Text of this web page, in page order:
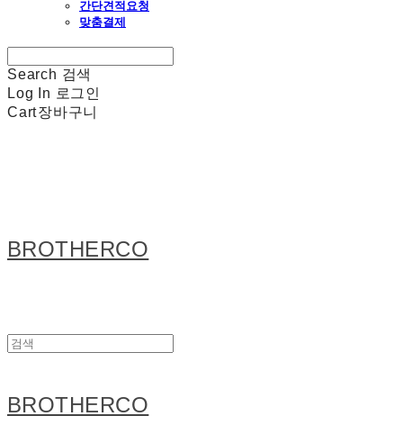
간단견적요청
맞춤결제
Search 검색
Log In 로그인
Cart장바구니
BROTHERCO
BROTHERCO